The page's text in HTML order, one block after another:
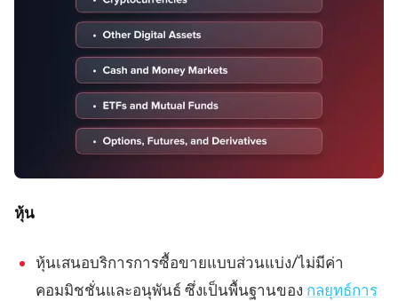
หุ้น
หุ้นเสนอบริการการซื้อขายแบบส่วนแบ่ง/ไม่มีค่า
คอมมิชชั่นและอนุพันธ์ ซึ่งเป็นพื้นฐานของ กลยุทธ์การ